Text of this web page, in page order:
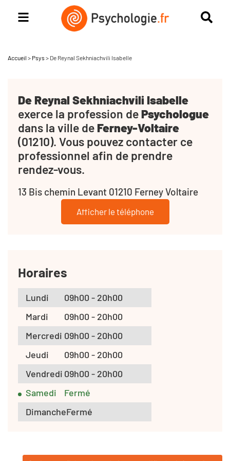
Accueil > Psys > De Reynal Sekhniachvili Isabelle
De Reynal Sekhniachvili Isabelle
exerce la profession dePsychologue
dans la ville de Ferney-Voltaire
(01210). Vous pouvez contacter ce
professionnel afin de prendre
rendez-vous.
13 Bis chemin Levant 01210 Ferney Voltaire
Afficher le téléphone
Horaires
Lundi
09h00 - 20h00
Mardi
09h00 - 20h00
Mercredi 09h00 - 20h00
Jeudi
09h00 - 20h00
Vendredi 09h00 - 20h00
Samedi
Fermé
DimancheFermé